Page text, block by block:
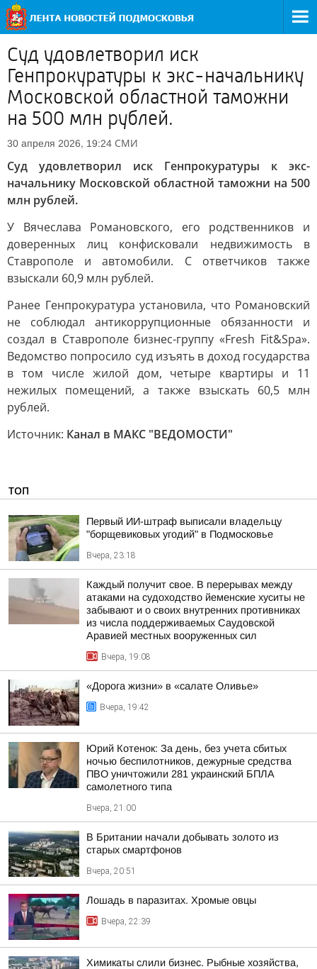
Суд удовлетворил иск
Генпрокуратуры к экс-начальнику
Московской областной таможни
на 500 млн рублей.
30 апреля 2026, 19:24 СМИ
Суд удовлетворил иск Генпрокуратуры к экс-
начальнику Московской областной таможни на 500
млн рублей.
У Вячеслава Романовского, его родственников и
доверенных лиц конфисковали недвижимость в
Ставрополе и автомобили. С ответчиков также
взыскали 60,9 млн рублей.
Ранее Генпрокуратура установила, что Романовский
не соблюдал антикоррупционные обязанности и
создал в Ставрополе бизнес-группу «Fresh Fit&Spa».
Ведомство попросило суд изъять в доход государства
в том числе жилой дом, четыре квартиры и 11
нежилых помещений, а также взыскать 60,5 млн
рублей.
Источник: Канал в МАКС "ВЕДОМОСТИ"
ТОП
Первый ИИ-штраф выписали владельцу
"борщевиковых угодий" в Подмосковье
Вчера, 23:18
Каждый получит свое. В перерывах между
атаками на судоходство йеменские хуситы не
забывают и о своих внутренних противниках
из числа поддерживаемых Саудовской
Аравией местных вооруженных сил
Вчера, 19:08
«Дорога жизни» в «салате Оливье»
Вчера, 19:42
Юрий Котенок: За день, без учета сбитых
ночью беспилотников, дежурные средства
ПВО уничтожили 281 украинский БПЛА
самолетного типа
Вчера, 21:00
В Британии начали добывать золото из
старых смартфонов
Вчера, 20:51
Лошадь в паразитах. Хромые овцы
Вчера, 22:39
Химикаты слили бизнес. Рыбные хозяйства,